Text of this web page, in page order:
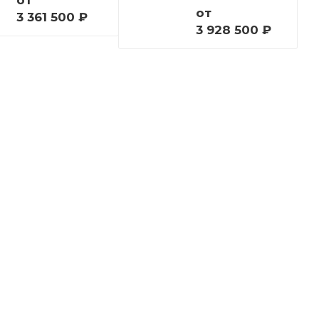
3 361 500 ₽
от
3 928 500 ₽